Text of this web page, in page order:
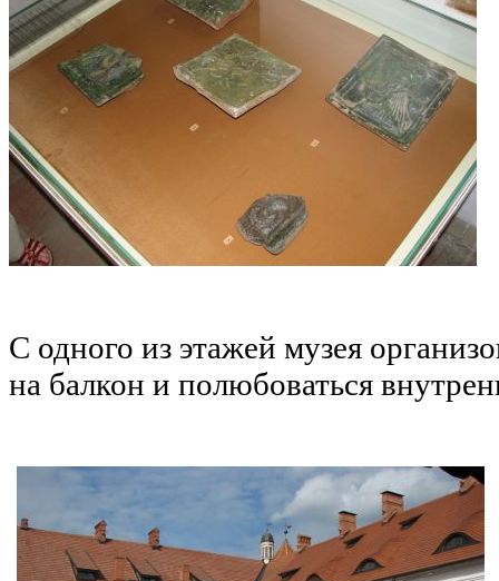
С одного из этажей музея
на балкон и полюбоваться